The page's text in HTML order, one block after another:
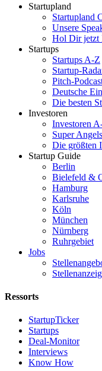
Startupland
Startupland
Unsere
Hol Dir jetzt
Startups
Startups A-Z
Startup-
Pitch-
Deutsche
Die besten
Investoren
Investoren
Super Angels
Die größten
Startup Guide
Berlin
Bielefeld &
Hamburg
Karlsruhe
Köln
München
Nürnberg
Ruhrgebiet
Jobs
Ressorts
StartupTicker
Startups
Deal-Monitor
Interviews
Know How